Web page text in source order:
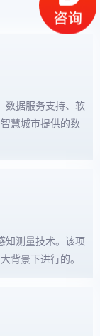
数据服务支持、软
慧城市提供的数
知测量技术。该项
背景下进行的。